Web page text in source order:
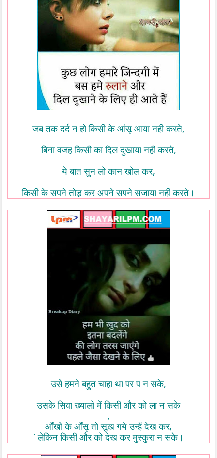
जब तक दर्द न हो किसी के आंसू आया नही करते,
बिना वजह किसी का दिल दुखाया नही करते,
ये बात सुन लो कान खोल कर,
किसी के सपने तोड़ कर अपने सपने सजाया नही करते।
उसे हमने बहुत चाहा था पर प न सके,
उसके सिवा ख्यालो में किसी और को ला न सके
,
आँखों के आँसू तो सूख गये उन्हें देख कर,
`लेकिन किसी और को देख कर मुस्कुरा न सके।